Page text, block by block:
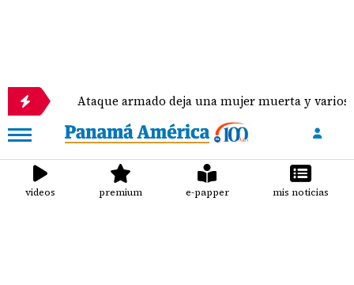
Ataque armado deja una mujer muerta y varios heridos
videos premium e-papper mis noticias